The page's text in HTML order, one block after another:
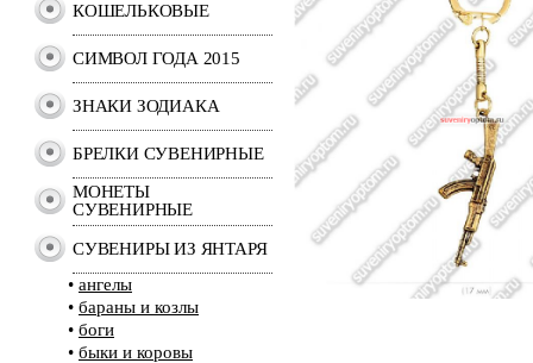
КОШЕЛЬКОВЫЕ
СИМВОЛ ГОДА 2015
ЗНАКИ ЗОДИАКА
БРЕЛКИ СУВЕНИРНЫЕ
МОНЕТЫ
СУВЕНИРНЫЕ
СУВЕНИРЫ ИЗ ЯНТАРЯ
• ангелы
• бараны и козлы
• боги
• быки и коровы